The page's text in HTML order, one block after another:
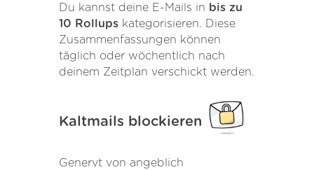
Du kannst deine E-Mails in bis zu
10 Rollups kategorisieren. Diese
Zusammenfassungen können
täglich oder wöchentlich nach
deinem Zeitplan verschickt werden.
Kaltmails blockieren
Genervt von angeblich